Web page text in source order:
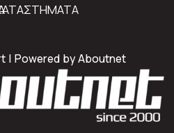
| Powered byAboutnet